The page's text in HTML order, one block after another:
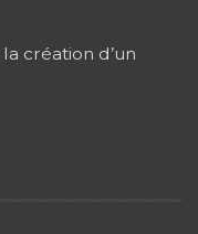
création d’un